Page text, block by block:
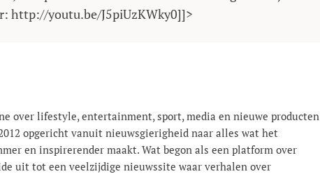
http://youtu.be/J5piUzKWky0]]>
over lifestyle, entertainment, sport, media en nieuwe producten
opgericht vanuit nieuwsgierigheid naar alles wat het
en inspirerender maakt. Wat begon als een platform over
uit tot een veelzijdige nieuwssite waar verhalen over